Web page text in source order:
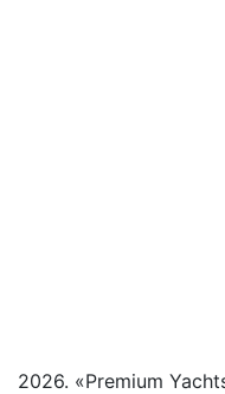
2026. «Premium